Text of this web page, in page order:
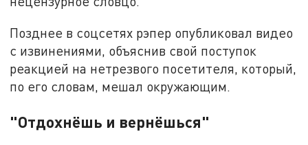
Позднее в соцсетях рэпер опубликовал видео
с извинениями, объяснив свой поступок
реакцией на нетрезвого посетителя, который,
по его словам, мешал окружающим.
"Отдохнёшь и вернёшься"